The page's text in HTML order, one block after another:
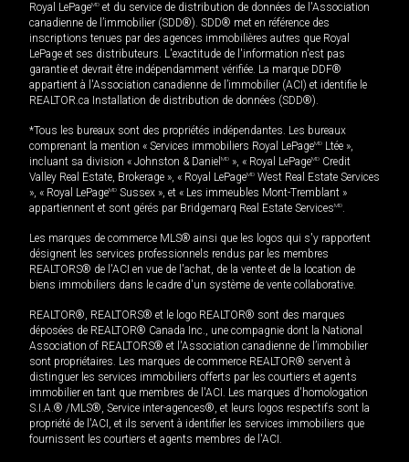
Royal LePageMD et du service de distribution de données de l'Association
canadienne de l’immobilier (SDD®). SDD® met en référence des
inscriptions tenues par des agences immobilières autres que Royal
LePage et ses distributeurs. L'exactitude de l'information n'est pas
garantie et devrait être indépendamment vérifiée. La marque DDF®
appartient à l'Association canadienne de l’immobilier (ACI) et identifie le
REALTOR.ca Installation de distribution de données (SDD®).
*Tous les bureaux sont des propriétés indépendantes. Les bureaux
comprenant la mention « Services immobiliers Royal LePageMD Ltée »,
incluant sa division « Johnston & Daniel MD », « Royal LePageMD Credit
Valley Real Estate, Brokerage », « Royal LePageMD West Real Estate Services
», « Royal LePageMD Sussex », et « Les immeubles Mont-Tremblant »
appartiennent et sont gérés par Bridgemarq Real Estate ServicesMD.
Les marques de commerce MLS® ainsi que les logos qui s'y rapportent
désignent les services professionnels rendus par les membres
REALTORS® de l'ACI en vue de l'achat, de la vente et de la location de
biens immobiliers dans le cadre d'un système de vente collaborative.
REALTOR®, REALTORS® et le logo REALTOR® sont des marques
déposées de REALTOR® Canada Inc., une compagnie dont la National
Association of REALTORS® et l'Association canadienne de l’immobilier
sont propriétaires. Les marques de commerce REALTOR® servent à
distinguer les services immobiliers offerts par les courtiers et agents
immobilier en tant que membres de l'ACI. Les marques d'homologation
S.I.A.® /MLS®, Service inter-agences®, et leurs logos respectifs sont la
propriété de l'ACI, et ils servent à identifier les services immobiliers que
fournissent les courtiers et agents membres de l'ACI.